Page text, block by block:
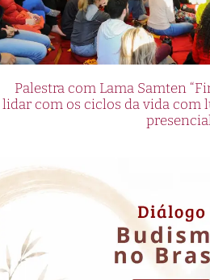
Palestra com Lama Samten
lidar com os ciclos da vida com